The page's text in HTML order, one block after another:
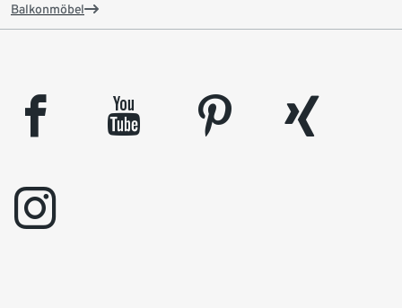
Balkonmöbel
facebook youtube pinterest
xing
instagram